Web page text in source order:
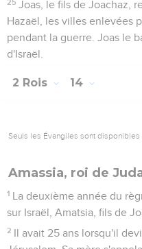
le Dieu d'Israël, avait
prophète, fils d'Amitthaï, de
En effet, l'Eternel avait
libre, pour venir à son
Jéroboam, le fils de Joas.
ses exploits au combat et
l’autorité d’Israël Damas et
appartenu à Juda, cela est
Jéroboam se coucha